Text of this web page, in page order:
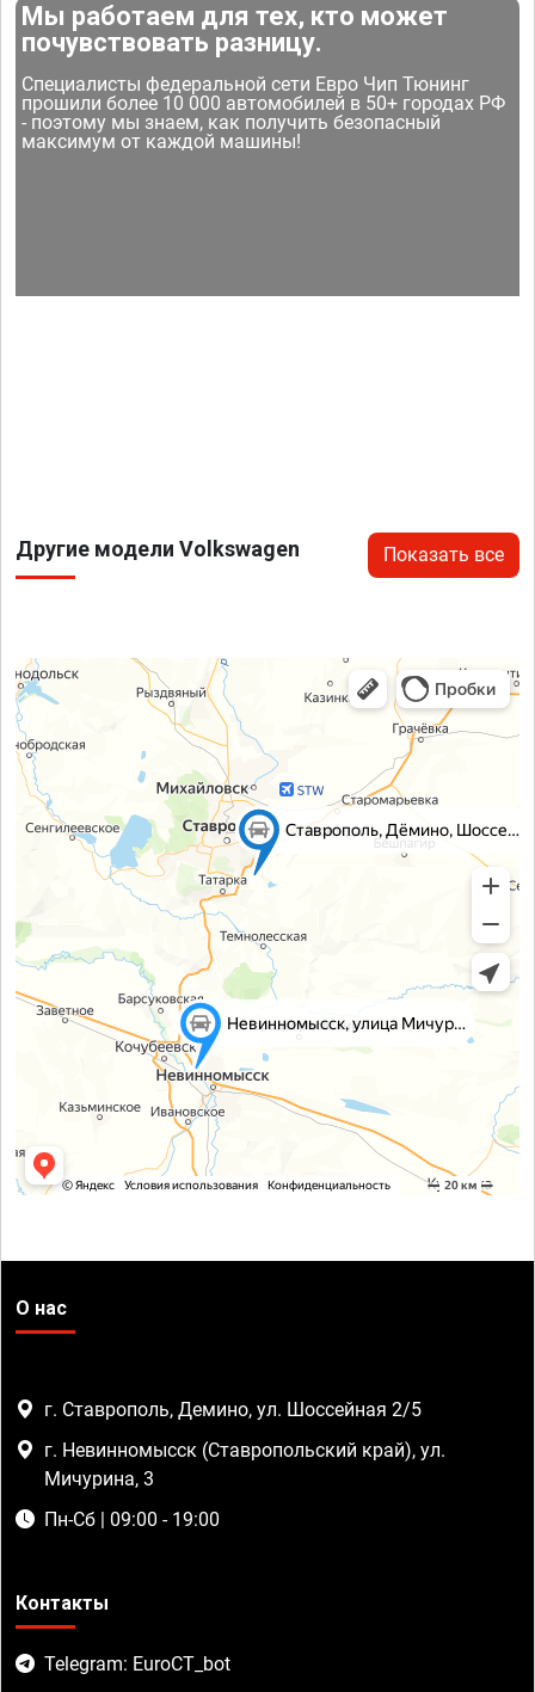
Мы работаем для тех, кто может
почувствовать разницу.
Специалисты федеральной сети Евро Чип Тюнинг
прошили более 10 000 автомобилей в 50+ городах РФ
- поэтому мы знаем, как получить безопасный
максимум от каждой машины!
Другие модели Volkswagen Показать все
О нас
г. Ставрополь, Демино, ул. Шоссейная 2/5
г. Невинномысск (Ставропольский край), ул.
Мичурина, 3
Пн-Сб | 09:00 - 19:00
Контакты
Telegram: EuroCT_bot